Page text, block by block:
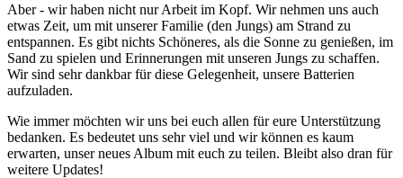
Aber - wir haben nicht nur Arbeit im Kopf. Wir nehmen uns auch
etwas Zeit, um mit unserer Familie (den Jungs) am Strand zu
entspannen. Es gibt nichts Schöneres, als die Sonne zu genießen, im
Sand zu spielen und Erinnerungen mit unseren Jungs zu schaffen.
Wir sind sehr dankbar für diese Gelegenheit, unsere Batterien
aufzuladen.
Wie immer möchten wir uns bei euch allen für eure Unterstützung
bedanken. Es bedeutet uns sehr viel und wir können es kaum
erwarten, unser neues Album mit euch zu teilen. Bleibt also dran für
weitere Updates!